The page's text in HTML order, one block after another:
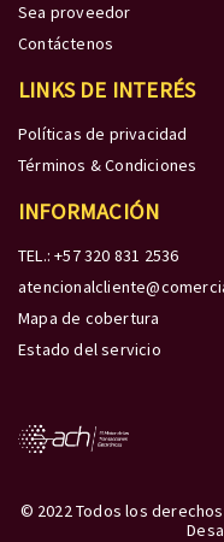
Sea proveedor
Contáctenos
LINKS DE INTERÉS
Políticas de privacidad
Términos & Condiciones
INFORMACIÓN
TEL.: +57 320 831 2536
Mapa de cobertura
Estado del servicio
© 2022 Todos los